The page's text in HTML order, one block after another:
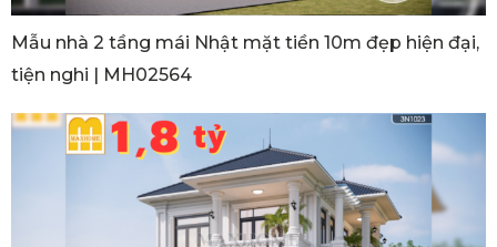
Mẫu nhà 2 tầng mái Nhật mặt tiền 10m đẹp hiện đại,
tiện nghi | MH02564